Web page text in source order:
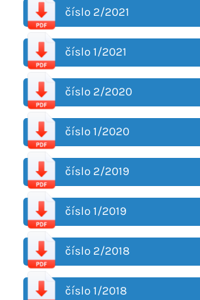
číslo 2/2021
číslo 1/2021
číslo 2/2020
číslo 1/2020
číslo 2/2019
číslo 1/2019
číslo 2/2018
číslo 1/2018